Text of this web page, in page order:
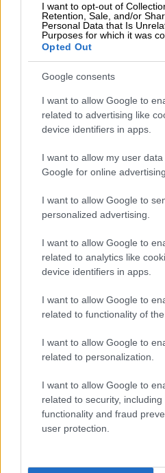
I want to opt-out of
Retention, Sale, and/or
Personal Data that Is
Purposes for which it was
Opted Out
Google consents
I want to allow Google to
related to advertising like
device identifiers in apps.
I want to allow my user
Google for online
I want to allow Google to
personalized advertising.
I want to allow Google to
related to analytics like
device identifiers in apps.
I want to allow Google to
related to functionality of
I want to allow Google to
related to personalization.
I want to allow Google to
related to security,
functionality and fraud
user protection.
πρόεδρος
Ο Τραμπ ανήγγειλε το
έναρξη της δεύτερης
μοιάζοντας να
σύστημα «Σιδηρούς
αναφέρεται σε πολύ
αυτό:με βάση όσα είπε,
αναχαιτίζει όχι μόνο
βεληνεκές, αλλά και
επανδρωμένα εναέρια
Η αναγγελία αυτή
πολύ μεγάλη επέκταση
δυνατοτήτων
Ο Τραμπ έλεγε πέρυσι
προβλεφθεί αρχική
δισεκ. δολαρίων και
δολάρια.
Η έκθεση του CBO
εκτελεστικό διάταγμα